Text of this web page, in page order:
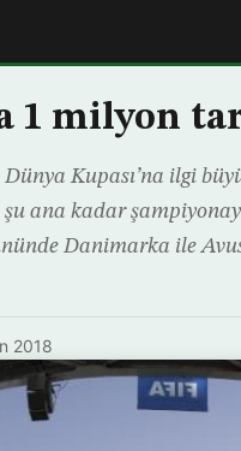
1 milyon
Dünya Kupası’na ilgi
ana kadar
Danimarka ile
2018